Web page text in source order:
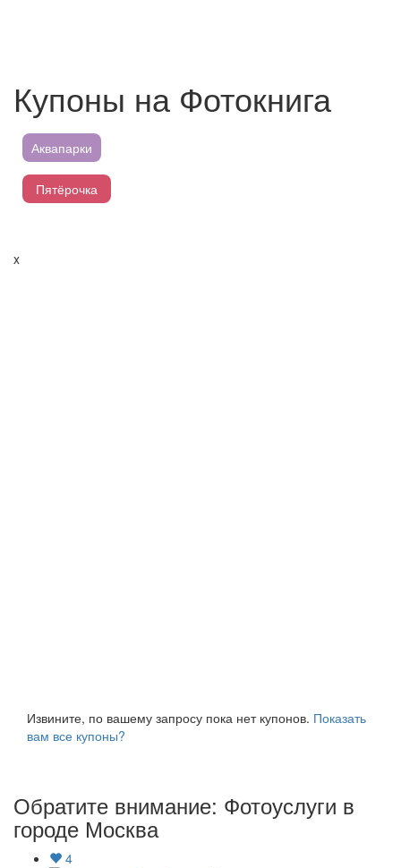
Купоны на Фотокнига
Аквапарки
Пятёрочка
x
Извините, по вашему запросу пока нет купонов. Показать
вам все купоны?
Обратите внимание: Фотоуслуги в
городе Москва
4